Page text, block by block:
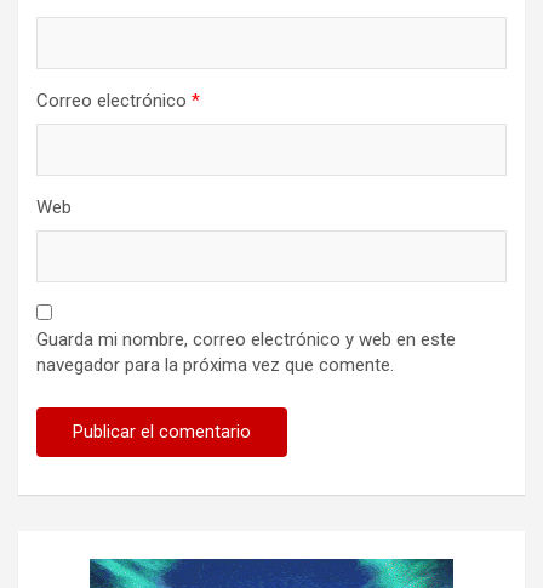
Correo electrónico *
Web
Guarda mi nombre, correo electrónico y web en este
navegador para la próxima vez que comente.